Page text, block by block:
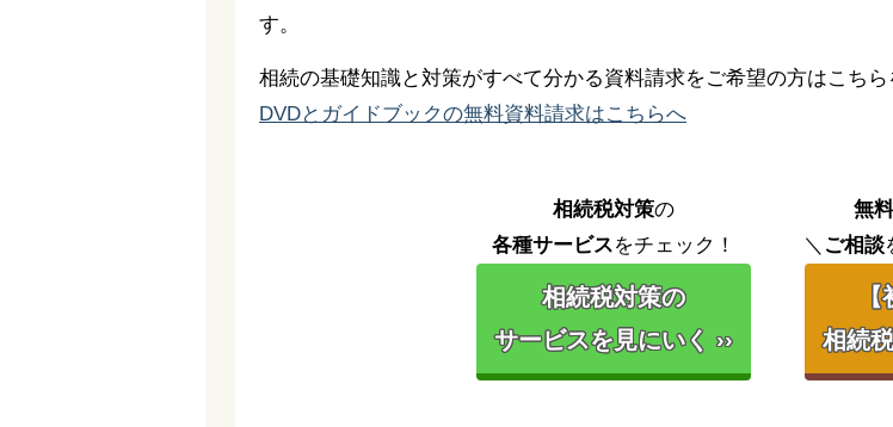
す。
相続の基礎知識と対策がすべて分かる資料請求をご希望の方はこちら
DVDとガイドブックの無料資料請求はこちらへ
相続税対策の
各種サービスをチェック！
相続税対策の
サービスを見にいく ››
無
＼ ご相談
相続